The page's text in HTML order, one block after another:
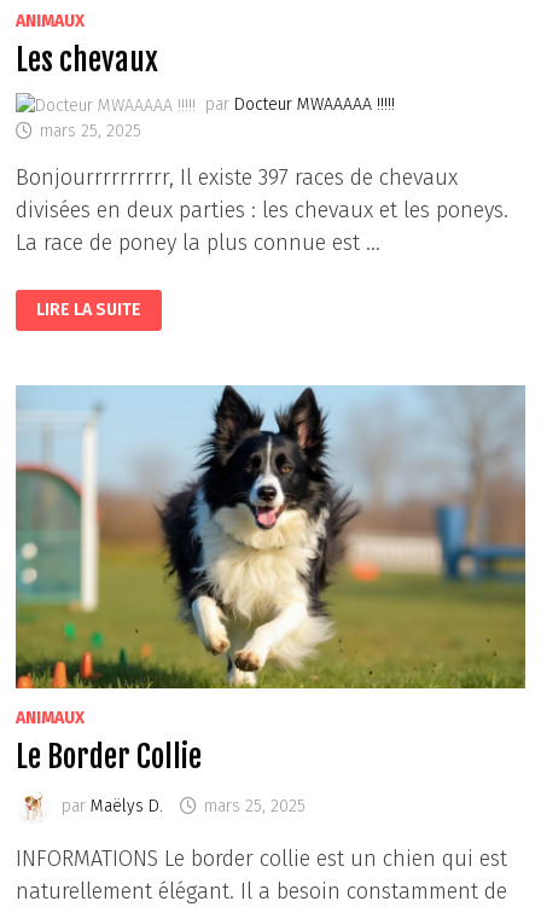
ANIMAUX
Les chevaux
par Docteur MWAAAAA !!!!!
mars 25, 2025
Bonjourrrrrrrrrr, Il existe 397 races de chevaux
divisées en deux parties : les chevaux et les poneys.
La race de poney la plus connue est …
LES
CHEVAUX
LIRE LA SUITE
ANIMAUX
Le Border Collie
parMaëlys D. mars 25, 2025
INFORMATIONS Le border collie est un chien qui est
naturellement élégant. Il a besoin constamment de